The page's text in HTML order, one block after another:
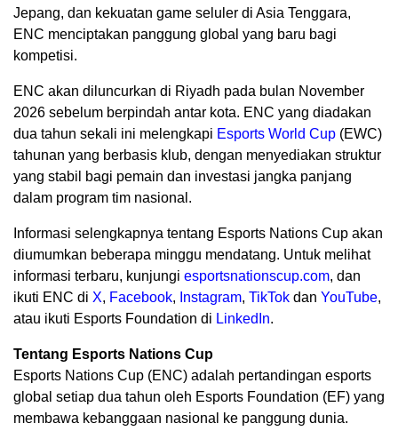
Jepang, dan kekuatan game seluler di Asia Tenggara,
ENC menciptakan panggung global yang baru bagi
kompetisi.
ENC akan diluncurkan di Riyadh pada bulan November
2026 sebelum berpindah antar kota. ENC yang diadakan
dua tahun sekali ini melengkapi Esports World Cup (EWC)
tahunan yang berbasis klub, dengan menyediakan struktur
yang stabil bagi pemain dan investasi jangka panjang
dalam program tim nasional.
Informasi selengkapnya tentang Esports Nations Cup akan
diumumkan beberapa minggu mendatang. Untuk melihat
informasi terbaru, kunjungi esportsnationscup.com, dan
ikuti ENC di X, Facebook, Instagram, TikTok dan YouTube,
atau ikuti Esports Foundation di LinkedIn.
Tentang Esports Nations Cup
Esports Nations Cup (ENC) adalah pertandingan esports
global setiap dua tahun oleh Esports Foundation (EF) yang
membawa kebanggaan nasional ke panggung dunia.